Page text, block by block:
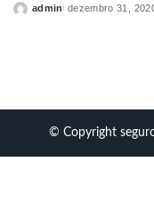
Posted
admin dezembro 31,
© Copyright